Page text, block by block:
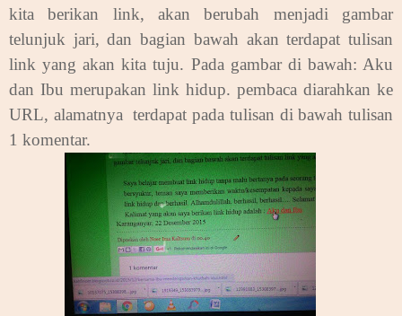
kita berikan link, akan berubah menjadi gambar
telunjuk jari, dan bagian bawah akan terdapat tulisan
link yang akan kita tuju. Pada gambar di bawah: Aku
dan Ibu merupakan link hidup. pembaca diarahkan ke
URL, alamatnya terdapat pada tulisan di bawah tulisan
1 komentar.